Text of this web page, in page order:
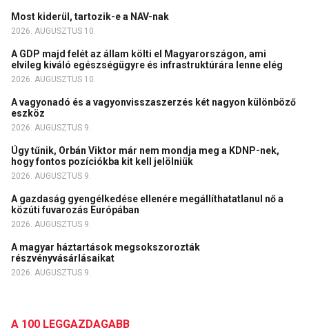
Most kiderül, tartozik-e a NAV-nak
2026. AUGUSZTUS 10.
A GDP majd felét az állam költi el Magyarországon, ami
elvileg kiváló egészségügyre és infrastruktúrára lenne elég
2026. AUGUSZTUS 10.
A vagyonadó és a vagyonvisszaszerzés két nagyon különböző
eszköz
2026. AUGUSZTUS 9.
Úgy tűnik, Orbán Viktor már nem mondja meg a KDNP-nek,
hogy fontos pozíciókba kit kell jelölniük
2026. AUGUSZTUS 9.
A gazdaság gyengélkedése ellenére megállíthatatlanul nő a
közúti fuvarozás Európában
2026. AUGUSZTUS 9.
A magyar háztartások megsokszorozták
részvényvásárlásaikat
2026. AUGUSZTUS 9.
A 100 LEGGAZDAGABB